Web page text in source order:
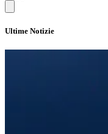
Ultime Notizie